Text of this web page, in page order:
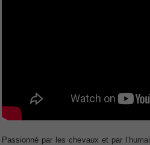
, Microsoft Specialist: Microsoft Azure
101 Dumps
, F5 Certification 101 Application
Microsoft Office 365 70-346
Passionné par les chevaux et par